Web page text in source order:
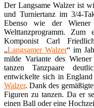
Der Langsame Walzer ist
und Turniertanz im 3/4-
Ebenso wie der
Welttanzprogramm. Zum
Komponist Carl
„Langsamer Walzer“ im
milde Variante des
tanzen Tanzpaare
entwickelte sich in
Walzer. Dank des
Figuren zu tanzen. Da er
einen Ball oder eine